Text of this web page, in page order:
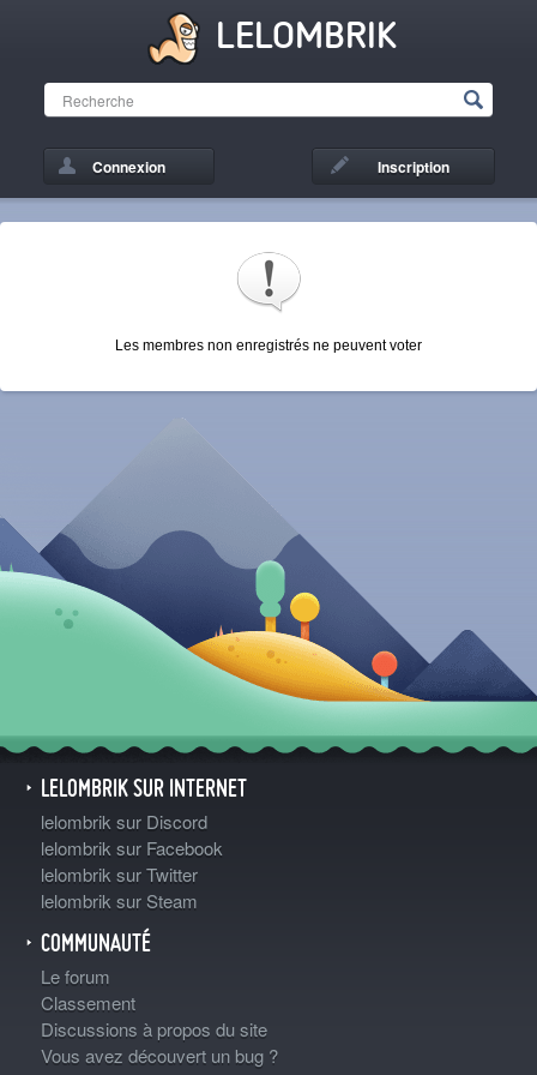
LELOMBRIK
Connexion Inscription
Les membres non enregistrés ne peuvent voter
LELOMBRIK SUR INTERNET
lelombrik sur Discord
lelombrik sur Facebook
lelombrik sur Twitter
lelombrik sur Steam
COMMUNAUTÉ
Le forum
Classement
Discussions à propos du site
Vous avez découvert un bug ?